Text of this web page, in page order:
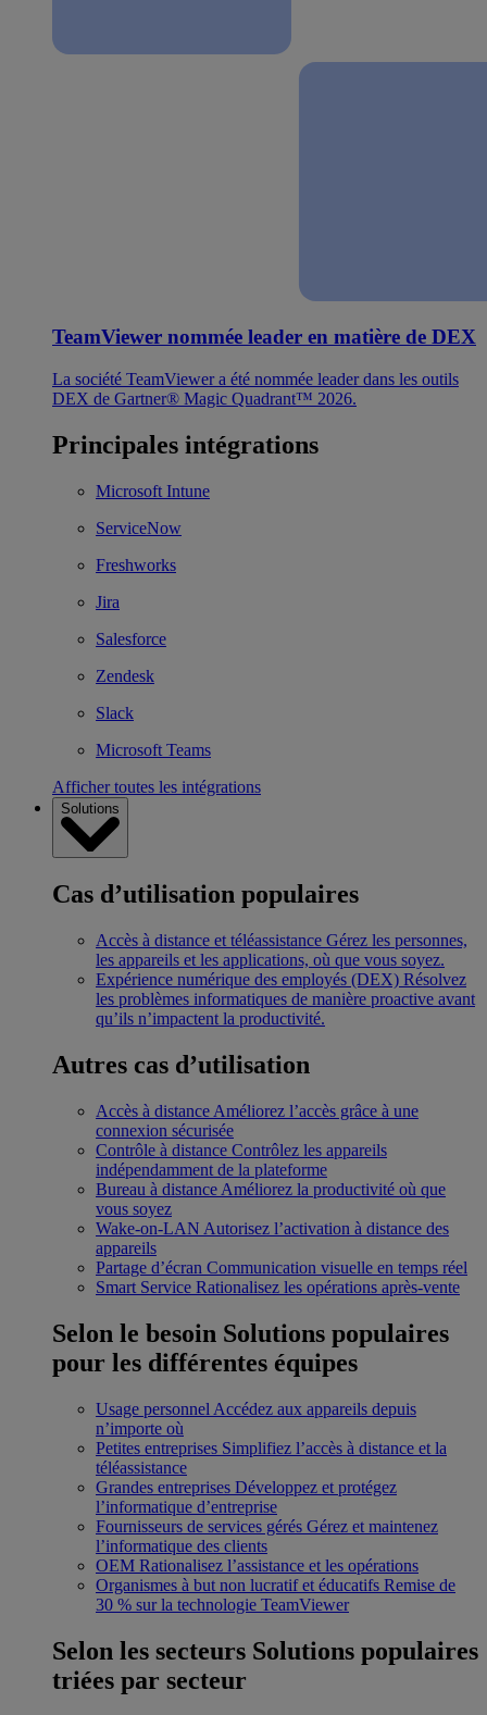
TeamViewer nommée leader en matière de DEX
La société TeamViewer a été nommée leader dans les outils
DEX de Gartner® Magic Quadrant™ 2026.
Principales intégrations
Microsoft Intune
ServiceNow
Freshworks
Jira
Salesforce
Zendesk
Slack
Microsoft Teams
Afficher toutes les intégrations
Solutions
Cas d’utilisation populaires
Accès à distance et téléassistance Gérez les personnes,
les appareils et les applications, où que vous soyez.
Expérience numérique des employés (DEX) Résolvez
les problèmes informatiques de manière proactive avant
qu’ils n’impactent la productivité.
Autres cas d’utilisation
Accès à distance Améliorez l’accès grâce à une
connexion sécurisée
Contrôle à distance Contrôlez les appareils
indépendamment de la plateforme
Bureau à distance Améliorez la productivité où que
vous soyez
Wake-on-LAN Autorisez l’activation à distance des
appareils
Partage d’écran Communication visuelle en temps réel
Smart Service Rationalisez les opérations après-vente
Selon le besoin Solutions populaires
pour les différentes équipes
Usage personnel Accédez aux appareils depuis
n’importe où
Petites entreprises Simplifiez l’accès à distance et la
téléassistance
Grandes entreprises Développez et protégez
l’informatique d’entreprise
Fournisseurs de services gérés Gérez et maintenez
l’informatique des clients
OEM Rationalisez l’assistance et les opérations
Organismes à but non lucratif et éducatifs Remise de
30 % sur la technologie TeamViewer
Selon les secteurs Solutions populaires
triées par secteur